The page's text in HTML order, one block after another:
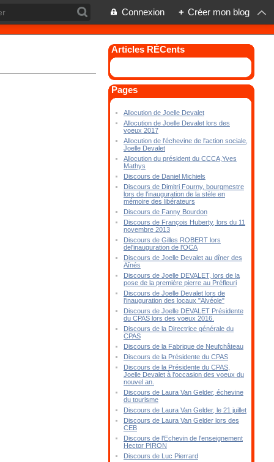
Connexion + Créer mon blog
Articles RÉCents
Pages
Allocution de Joelle Devalet
Allocution de Joelle Devalet lors des
voeux 2017
Allocution de l'échevine de l'action sociale,
Joelle Devalet
Allocution du président du CCCA,Yves
Mathys
Discours de Daniel Michiels
Discours de Dimitri Fourny, bourgmestre
lors de l'inauguration de la stèle en
mémoire des libérateurs
Discours de Fanny Bourdon
Discours de François Huberty, lors du 11
novembre 2013
Discours de Gilles ROBERT lors
del'inauguration de l'OCA
Discours de Joelle Devalet au dîner des
Aînés
Discours de Joelle DEVALET, lors de la
pose de la première pierre au Préfleuri
Discours de Joelle Devalet lors de
l'inauguration des locaux "Alvéole"
Discours de Joelle DEVALET Présidente
du CPAS lors des voeux 2016.
Discours de la Directrice générale du
CPAS
Discours de la Fabrique de Neufchâteau
Discours de la Présidente du CPAS
Discours de la Présidente du CPAS,
Joelle Devalet à l'occasion des voeux du
nouvel an.
Discours de Laura Van Gelder, échevine
du tourisme
Discours de Laura Van Gelder, le 21 juillet
Discours de Laura Van Gelder lors des
CEB
Discours de l'Echevin de l'enseignement
Hector PIRON
Discours de Luc Pierrard